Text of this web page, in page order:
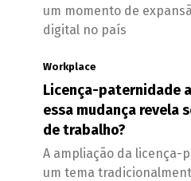
um momento de
digital no país
Workplace
Licença-paternidade
essa mudança revela
de trabalho?
A ampliação da licença-
um tema